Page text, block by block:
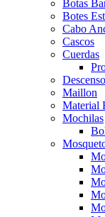
Botas
Botes
Cabo
Cascos
Cuerdas
Maillon
Material
Mochilas